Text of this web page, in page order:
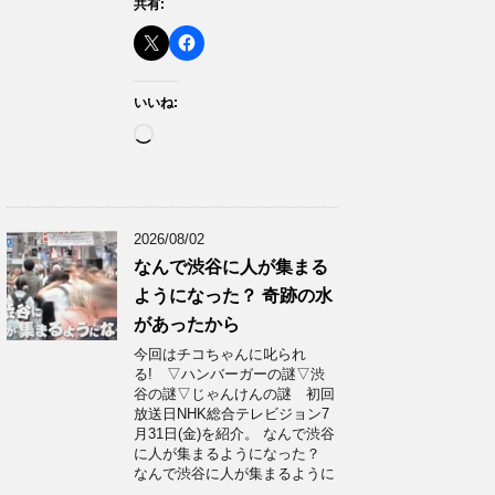
共有:
いいね:
み
2026/08/02
なんで渋谷に人が集まる
ようになった？ 奇跡の水
があったから
今回はチコちゃんに叱られ
る! ▽ハンバーガーの謎▽渋
谷の謎▽じゃんけんの謎 初回
放送日NHK総合テレビジョン7
月31日(金)を紹介。 なんで渋谷
に人が集まるようになった？
なんで渋谷に人が集まるように